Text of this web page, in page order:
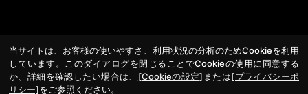
当サイトは、お客様の使いやすさ、利用状況の分析のためCookieを利用
しています。このダイアログを閉じることでCookieの使用に同意する
か、詳細を確認したい場合は、 [Cookieの設定] または[プライバシーポ
リシー]をご参照ください。